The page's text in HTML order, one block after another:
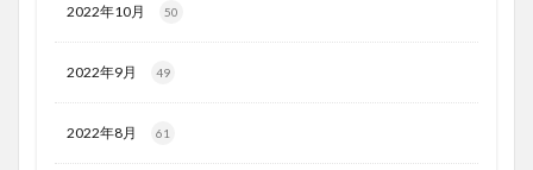
2022年10月 50
2022年9月 49
2022年8月 61